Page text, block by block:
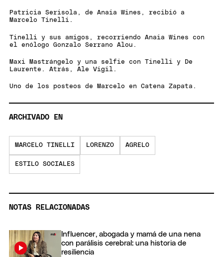
Patricia Serisola, de Anaia Wines, recibió a
Marcelo Tinelli.
Tinelli y sus amigos, recorriendo Anaia Wines con
el enólogo Gonzalo Serrano Alou.
Maxi Mastrángelo y una selfie con Tinelli y De
Laurente. Atrás, Ale Vigil.
Uno de los posteos de Marcelo en Catena Zapata.
ARCHIVADO EN
MARCELO TINELLI LORENZO AGRELO
ESTILO SOCIALES
NOTAS RELACIONADAS
Influencer, abogada y mamá de una nena
con parálisis cerebral: una historia de
resiliencia